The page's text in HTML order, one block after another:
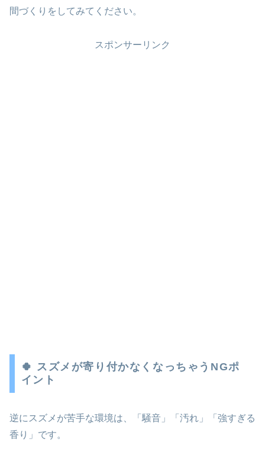
間づくりをしてみてください。
スポンサーリンク
🍀 スズメが寄り付かなくなっちゃうNGポ
イント
逆にスズメが苦手な環境は、「騒音」「汚れ」「強すぎる
香り」です。